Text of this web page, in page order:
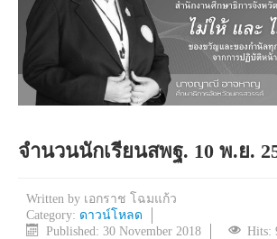
จำนวนนักเรียนสพฐ. 10 พ.ย.
Written by เอกราช โฉมแก้ว
Category: ดาวน์โหลด
Published: 30 November 2018
Hits: